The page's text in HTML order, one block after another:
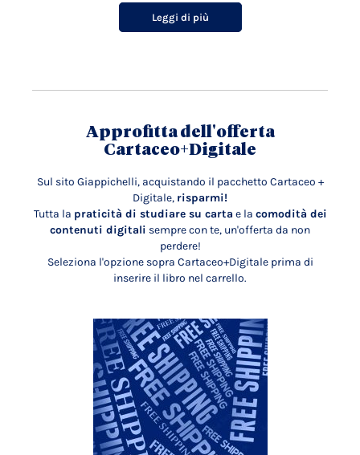
Leggi di più
Approfitta dell'offerta
Cartaceo+Digitale
Sul sito Giappichelli, acquistando il pacchetto Cartaceo +
Digitale, risparmi!
Tutta la praticità di studiare su carta e la comodità dei
contenuti digitali sempre con te, un'offerta da non
perdere!
Seleziona l'opzione sopra Cartaceo+Digitale prima di
inserire il libro nel carrello.